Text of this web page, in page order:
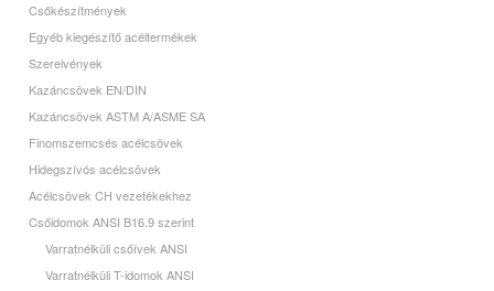
Csőkészítmények
Egyéb kiegészítő acéltermékek
Szerelvények
Kazáncsövek EN/DIN
Kazáncsövek ASTM A/ASME SA
Finomszemcsés acélcsövek
Hidegszívós acélcsövek
Acélcsövek CH vezetékekhez
Csőidomok ANSI B16.9 szerint
Varratnélküli csőívek ANSI
Varratnélküli T-idomok ANSI